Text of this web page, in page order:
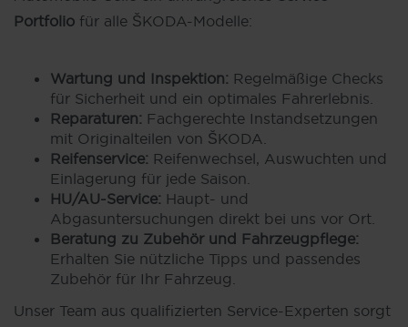
Portfolio für alle ŠKODA-Modelle:
Wartung und Inspektion: Regelmäßige Checks
für Sicherheit und ein optimales Fahrerlebnis.
Reparaturen: Fachgerechte Instandsetzungen
mit Originalteilen von ŠKODA.
Reifenservice: Reifenwechsel, Auswuchten und
Einlagerung für jede Saison.
HU/AU-Service: Haupt- und
Abgasuntersuchungen direkt bei uns vor Ort.
Beratung zu Zubehör und Fahrzeugpflege:
Erhalten Sie nützliche Tipps und passendes
Zubehör für Ihr Fahrzeug.
Unser Team aus qualifizierten Service-Experten sorgt